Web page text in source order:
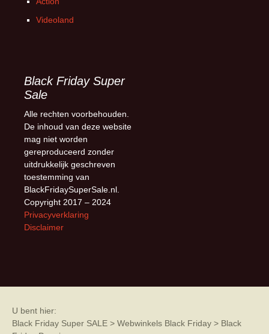
Videoland
Black Friday Super
Sale
Alle rechten voorbehouden.
De inhoud van deze website
mag niet worden
gereproduceerd zonder
uitdrukkelijk geschreven
toestemming van
BlackFridaySuperSale.nl.
Copyright 2017 – 2024
Privacyverklaring
Disclaimer
U bent hier:
Black Friday Super SALE > Webwinkels Black Friday > Black